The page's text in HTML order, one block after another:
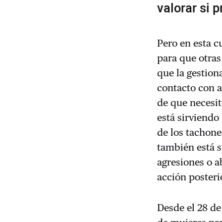
valorar si
Pero en esta
para que
que la
contacto con
de que
está sirviendo
de los
también está
agresiones o
acción
Desde el 28